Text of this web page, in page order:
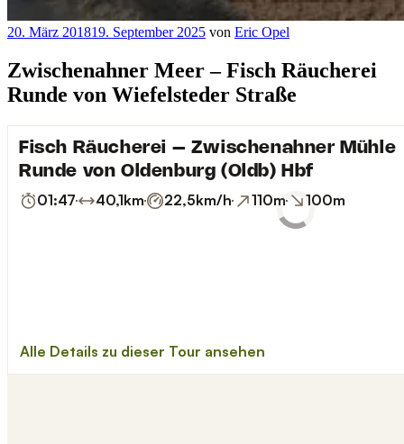
Veröffentlicht
20. März 201819. September 2025 von Eric Opel
Zwischenahner Meer – Fisch Räucherei
Runde von Wiefelsteder Straße